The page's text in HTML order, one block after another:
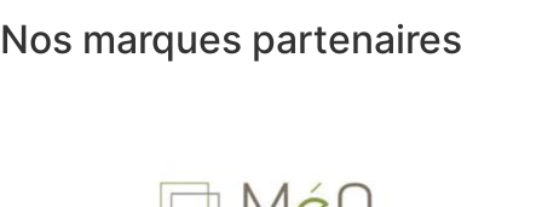
Nos marques partenaires